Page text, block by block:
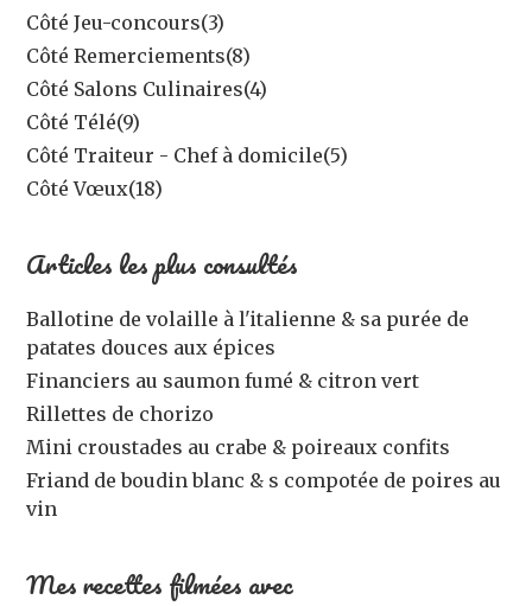
Côté Jeu-concours(3)
Côté Remerciements(8)
Côté Salons Culinaires(4)
Côté Télé(9)
Côté Traiteur - Chef à domicile(5)
Côté Vœux(18)
Articles les plus consultés
Ballotine de volaille à l'italienne & sa purée de
patates douces aux épices
Financiers au saumon fumé & citron vert
Rillettes de chorizo
Mini croustades au crabe & poireaux confits
Friand de boudin blanc & s compotée de poires au
vin
Mes recettes filmées avec